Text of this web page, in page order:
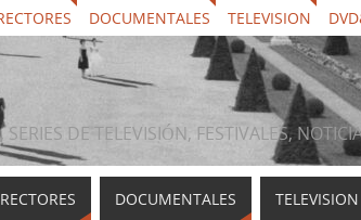
DOCUMENTALES TELEVISION
DE TELEVISIÓN, FESTIVALES,
DOCUMENTALES TELEVISION